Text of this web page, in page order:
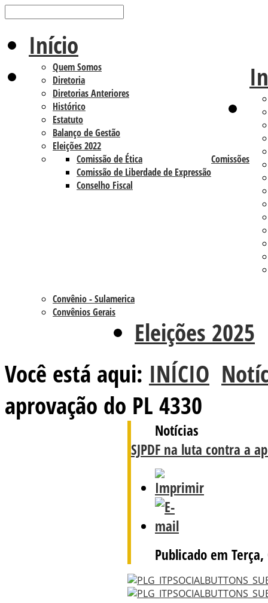
Início
Quem Somos
Diretoria
Diretorias Anteriores
Histórico
Estatuto
Balanço de Gestão
Eleições 2022
Comissões
Comissão de Ética
Comissão de Liberdade de Expressão
Conselho Fiscal
Convênio - Sulamerica
Convênios Gerais
Eleições 2025
Você está aqui: INÍCIO
aprovação do PL 4330
Notícias
SJPDF na luta contra a
Publicado em